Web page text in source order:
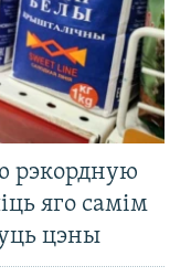
рэкордную
яго самім
цэны